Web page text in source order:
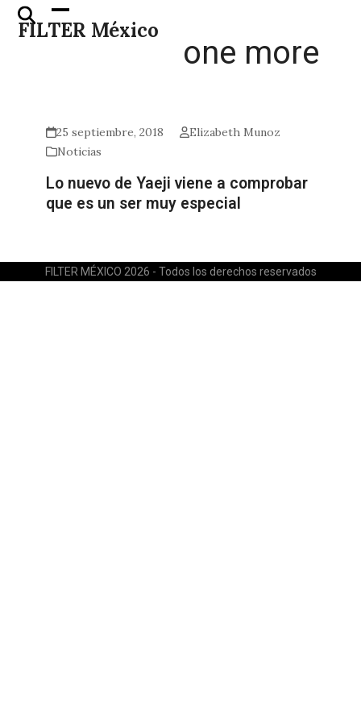
Skip
FILTER México
Open
mobile
Close
mobile
one more
25 septiembre, 2018
Elizabeth Munoz
Noticias
Lo nuevo de Yaeji viene a comprobar
que es un ser muy especial
FILTER MÉXICO 2026 - Todos los derechos reservados